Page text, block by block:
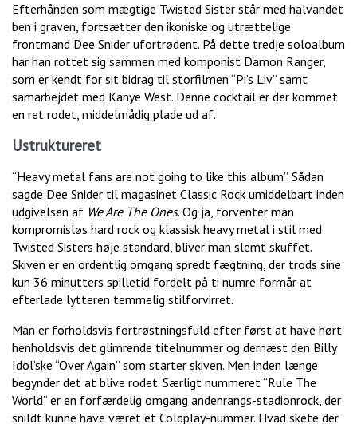
Efterhånden som mægtige Twisted Sister står med halvandet
ben i graven, fortsætter den ikoniske og utrættelige
frontmand Dee Snider ufortrødent. På dette tredje soloalbum
har han rottet sig sammen med komponist Damon Ranger,
som er kendt for sit bidrag til storfilmen “Pi’s Liv” samt
samarbejdet med Kanye West. Denne cocktail er der kommet
en ret rodet, middelmådig plade ud af.
Ustruktureret
“Heavy metal fans are not going to like this album”. Sådan
sagde Dee Snider til magasinet Classic Rock umiddelbart inden
udgivelsen af We Are The Ones. Og ja, forventer man
kompromisløs hard rock og klassisk heavy metal i stil med
Twisted Sisters høje standard, bliver man slemt skuffet.
Skiven er en ordentlig omgang spredt fægtning, der trods sine
kun 36 minutters spilletid fordelt på ti numre formår at
efterlade lytteren temmelig stilforvirret.
Man er forholdsvis fortrøstningsfuld efter først at have hørt
henholdsvis det glimrende titelnummer og dernæst den Billy
Idol’ske “Over Again” som starter skiven. Men inden længe
begynder det at blive rodet. Særligt nummeret “Rule The
World” er en forfærdelig omgang andenrangs-stadionrock, der
snildt kunne have været et Coldplay-nummer. Hvad skete der